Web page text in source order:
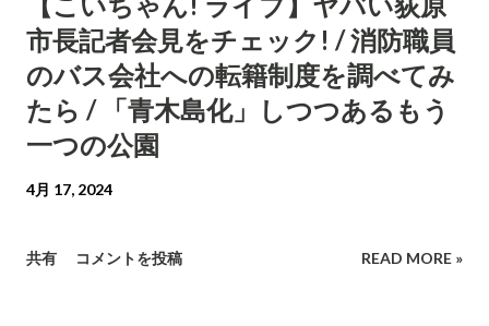
市長記者会見をチェック! / 消防職員
のバス会社への転籍制度を調べてみ
たら / 「青木島化」しつつあるもう
一つの公園
4月 17, 2024
共有 コメントを投稿 READ MORE »